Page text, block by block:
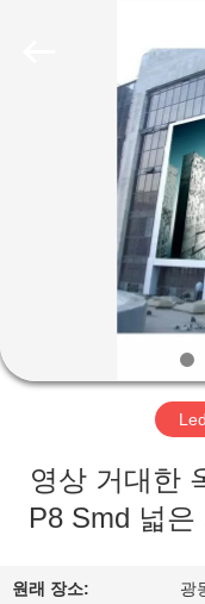
우
리
대
하
여
영상 거대한
P8 Smd 넓
원래 장소: 광